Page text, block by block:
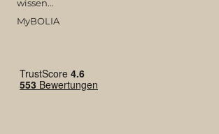
wissen...
MyBOLIA